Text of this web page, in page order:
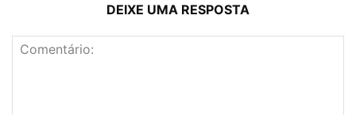
DEIXE UMA RESPOSTA